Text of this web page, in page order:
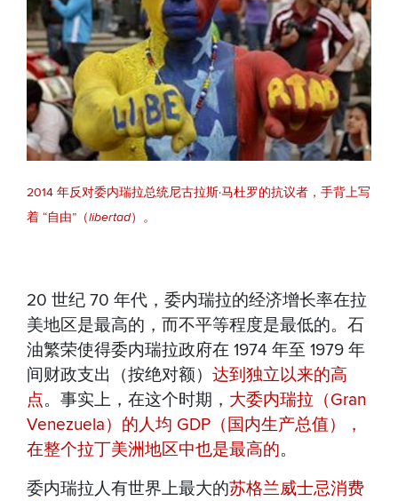
2014 年反对委内瑞拉总统尼古拉斯·马杜罗的抗议者，手背上写
着 “自由”（libertad） 。
20 世纪 70 年代，委内瑞拉的经济增长率在拉
美地区是最高的，而不平等程度是最低的。石
油繁荣使得委内瑞拉政府在 1974 年至 1979 年
间财政支出（按绝对额） 达到独立以来的高
点。事实上，在这个时期， 大委内瑞拉（Gran
Venezuela）的人均 GDP（国内生产总值），
在整个拉丁美洲地区中也是最高的。
委内瑞拉人有世界上最大的苏格兰威士忌消费